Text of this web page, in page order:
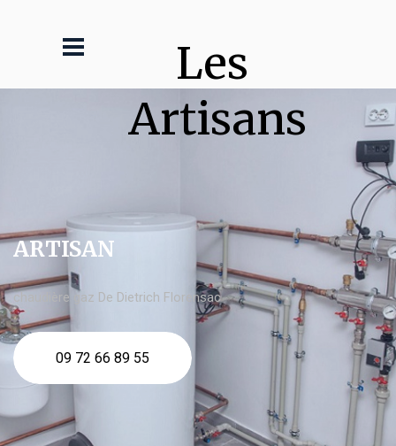
Les
Artisans
ARTISAN
chaudière gaz De Dietrich Florensac
09 72 66 89 55